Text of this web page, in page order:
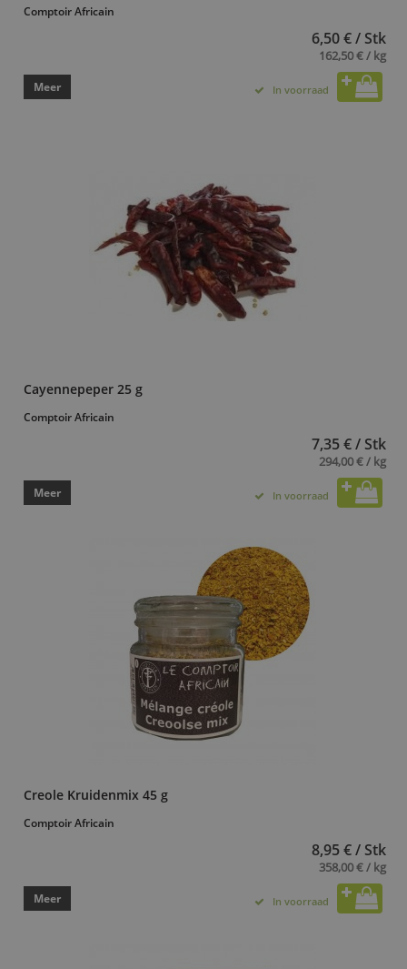
Comptoir Africain
6,50 € / Stk
162,50 € / kg
Meer In voorraad
Cayennepeper 25 g
Comptoir Africain
7,35 € / Stk
294,00 € / kg
Meer In voorraad
Creole Kruidenmix 45 g
Comptoir Africain
8,95 € / Stk
358,00 € / kg
Meer In voorraad